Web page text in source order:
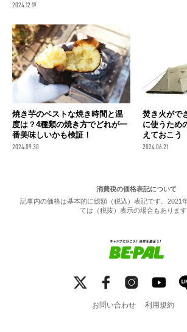
2024.12.19
焼き芋のベストな焼き時間と温
度は？4種類の焼き方でどれが一
番美味しいかも検証！
2024.09.30
焚き火がで
に使うため
えておこう
2024.06.21
消費税の価格表記について
記事内の価格は基本的に総額（税込）表記です。2021
ては（税抜）表示の場合もあります
お問い合わせ 利用規約